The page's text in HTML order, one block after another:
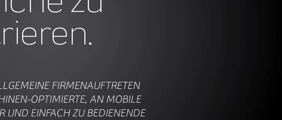
FIRMENAUFTRETEN
OPTIMIERTE, AN MOBILE
UND EINFACH ZU BEDIENENDE